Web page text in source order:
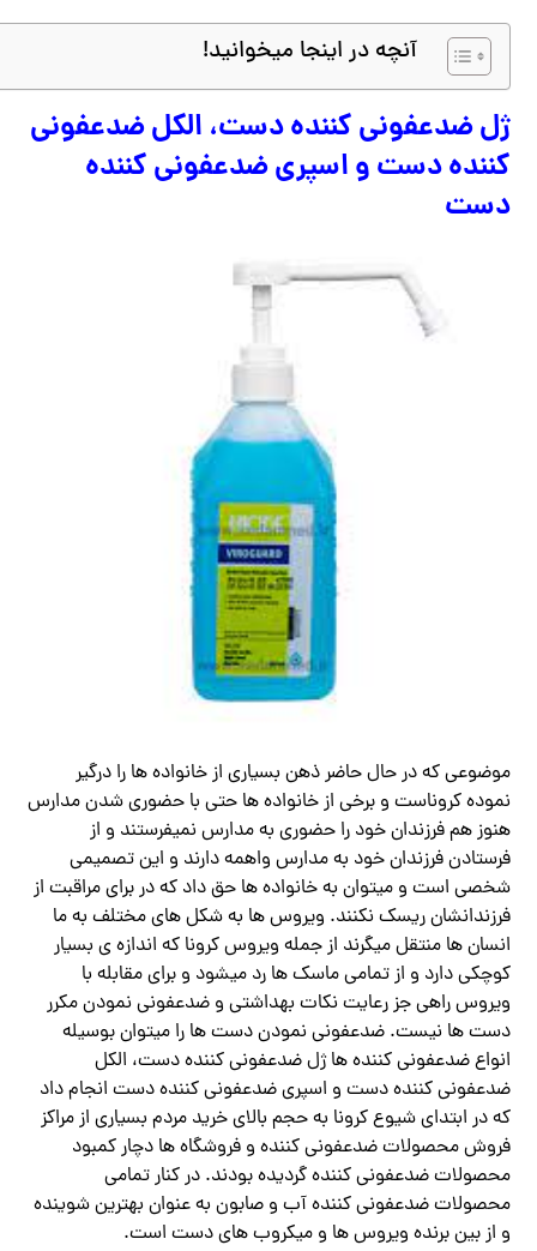
آنچه در اینجا میخوانید!
ژل ضدعفونی کننده دست، الکل ضدعفونی
کننده دست و اسپری ضدعفونی کننده
دست
موضوعی که در حال حاضر ذهن بسیاری از خانواده ها را درگیر
نموده کروناست و برخی از خانواده ها حتی با حضوری شدن مدارس
هنوز هم فرزندان خود را حضوری به مدارس نمیفرستند و از
فرستادن فرزندان خود به مدارس واهمه دارند و این تصمیمی
شخصی است و میتوان به خانواده ها حق داد که در برای مراقبت از
فرزندانشان ریسک نکنند. ویروس ها به شکل های مختلف به ما
انسان ها منتقل میگرند از جمله ویروس کرونا که اندازه ی بسیار
کوچکی دارد و از تمامی ماسک ها رد میشود و برای مقابله با
ویروس راهی جز رعایت نکات بهداشتی و ضدعفونی نمودن مکرر
دست ها نیست. ضدعفونی نمودن دست ها را میتوان بوسیله
انواع ضدعفونی کننده ها ژل ضدعفونی کننده دست، الکل
ضدعفونی کننده دست و اسپری ضدعفونی کننده دست انجام داد
که در ابتدای شیوع کرونا به حجم بالای خرید مردم بسیاری از مراکز
فروش محصولات ضدعفونی کننده و فروشگاه ها دچار کمبود
محصولات ضدعفونی کننده گردیده بودند. در کنار تمامی
محصولات ضدعفونی کننده آب و صابون به عنوان بهترین شوینده
و از بین برنده ویروس ها و میکروب های دست است.